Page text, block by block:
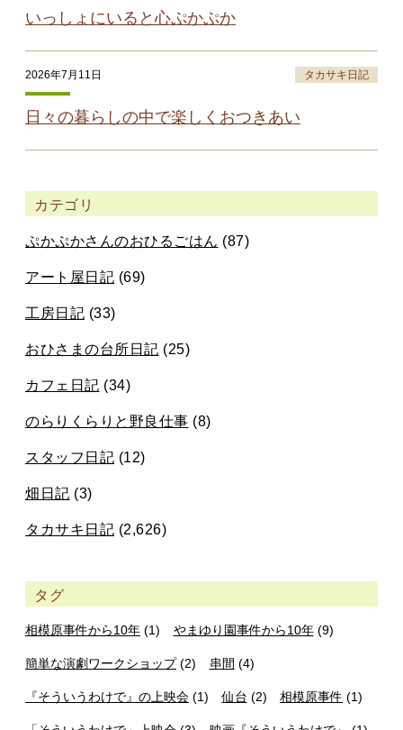
いっしょにいると心ぷかぷか
2026年7月11日 タカサキ日記
日々の暮らしの中で楽しくおつきあい
カテゴリ
ぷかぷかさんのおひるごはん (87)
アート屋日記 (69)
工房日記 (33)
おひさまの台所日記 (25)
カフェ日記 (34)
のらりくらりと野良仕事 (8)
スタッフ日記 (12)
畑日記 (3)
タカサキ日記 (2,626)
タグ
相模原事件から10年 (1) やまゆり園事件から10年(9)
簡単な演劇ワークショップ(2) 串間 (4)
『そういうわけで』の上映会 (1) 仙台 (2) 相模原事件 (1)